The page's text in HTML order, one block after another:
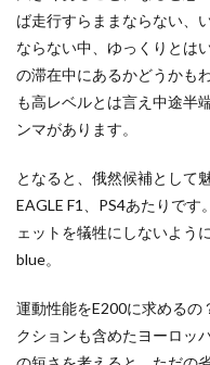
ば走行すらままならない、
ならない中、ゆっくりとは
の滞在中にあるかどうかも
も高レベルとは言え中途半
ンマがあります。
となると、俄然候補として
EAGLE F1、PS4あたりで
ェットを犠牲にしないよう
blue。
運動性能をE200に求めるの
クションも含めたヨーロッ